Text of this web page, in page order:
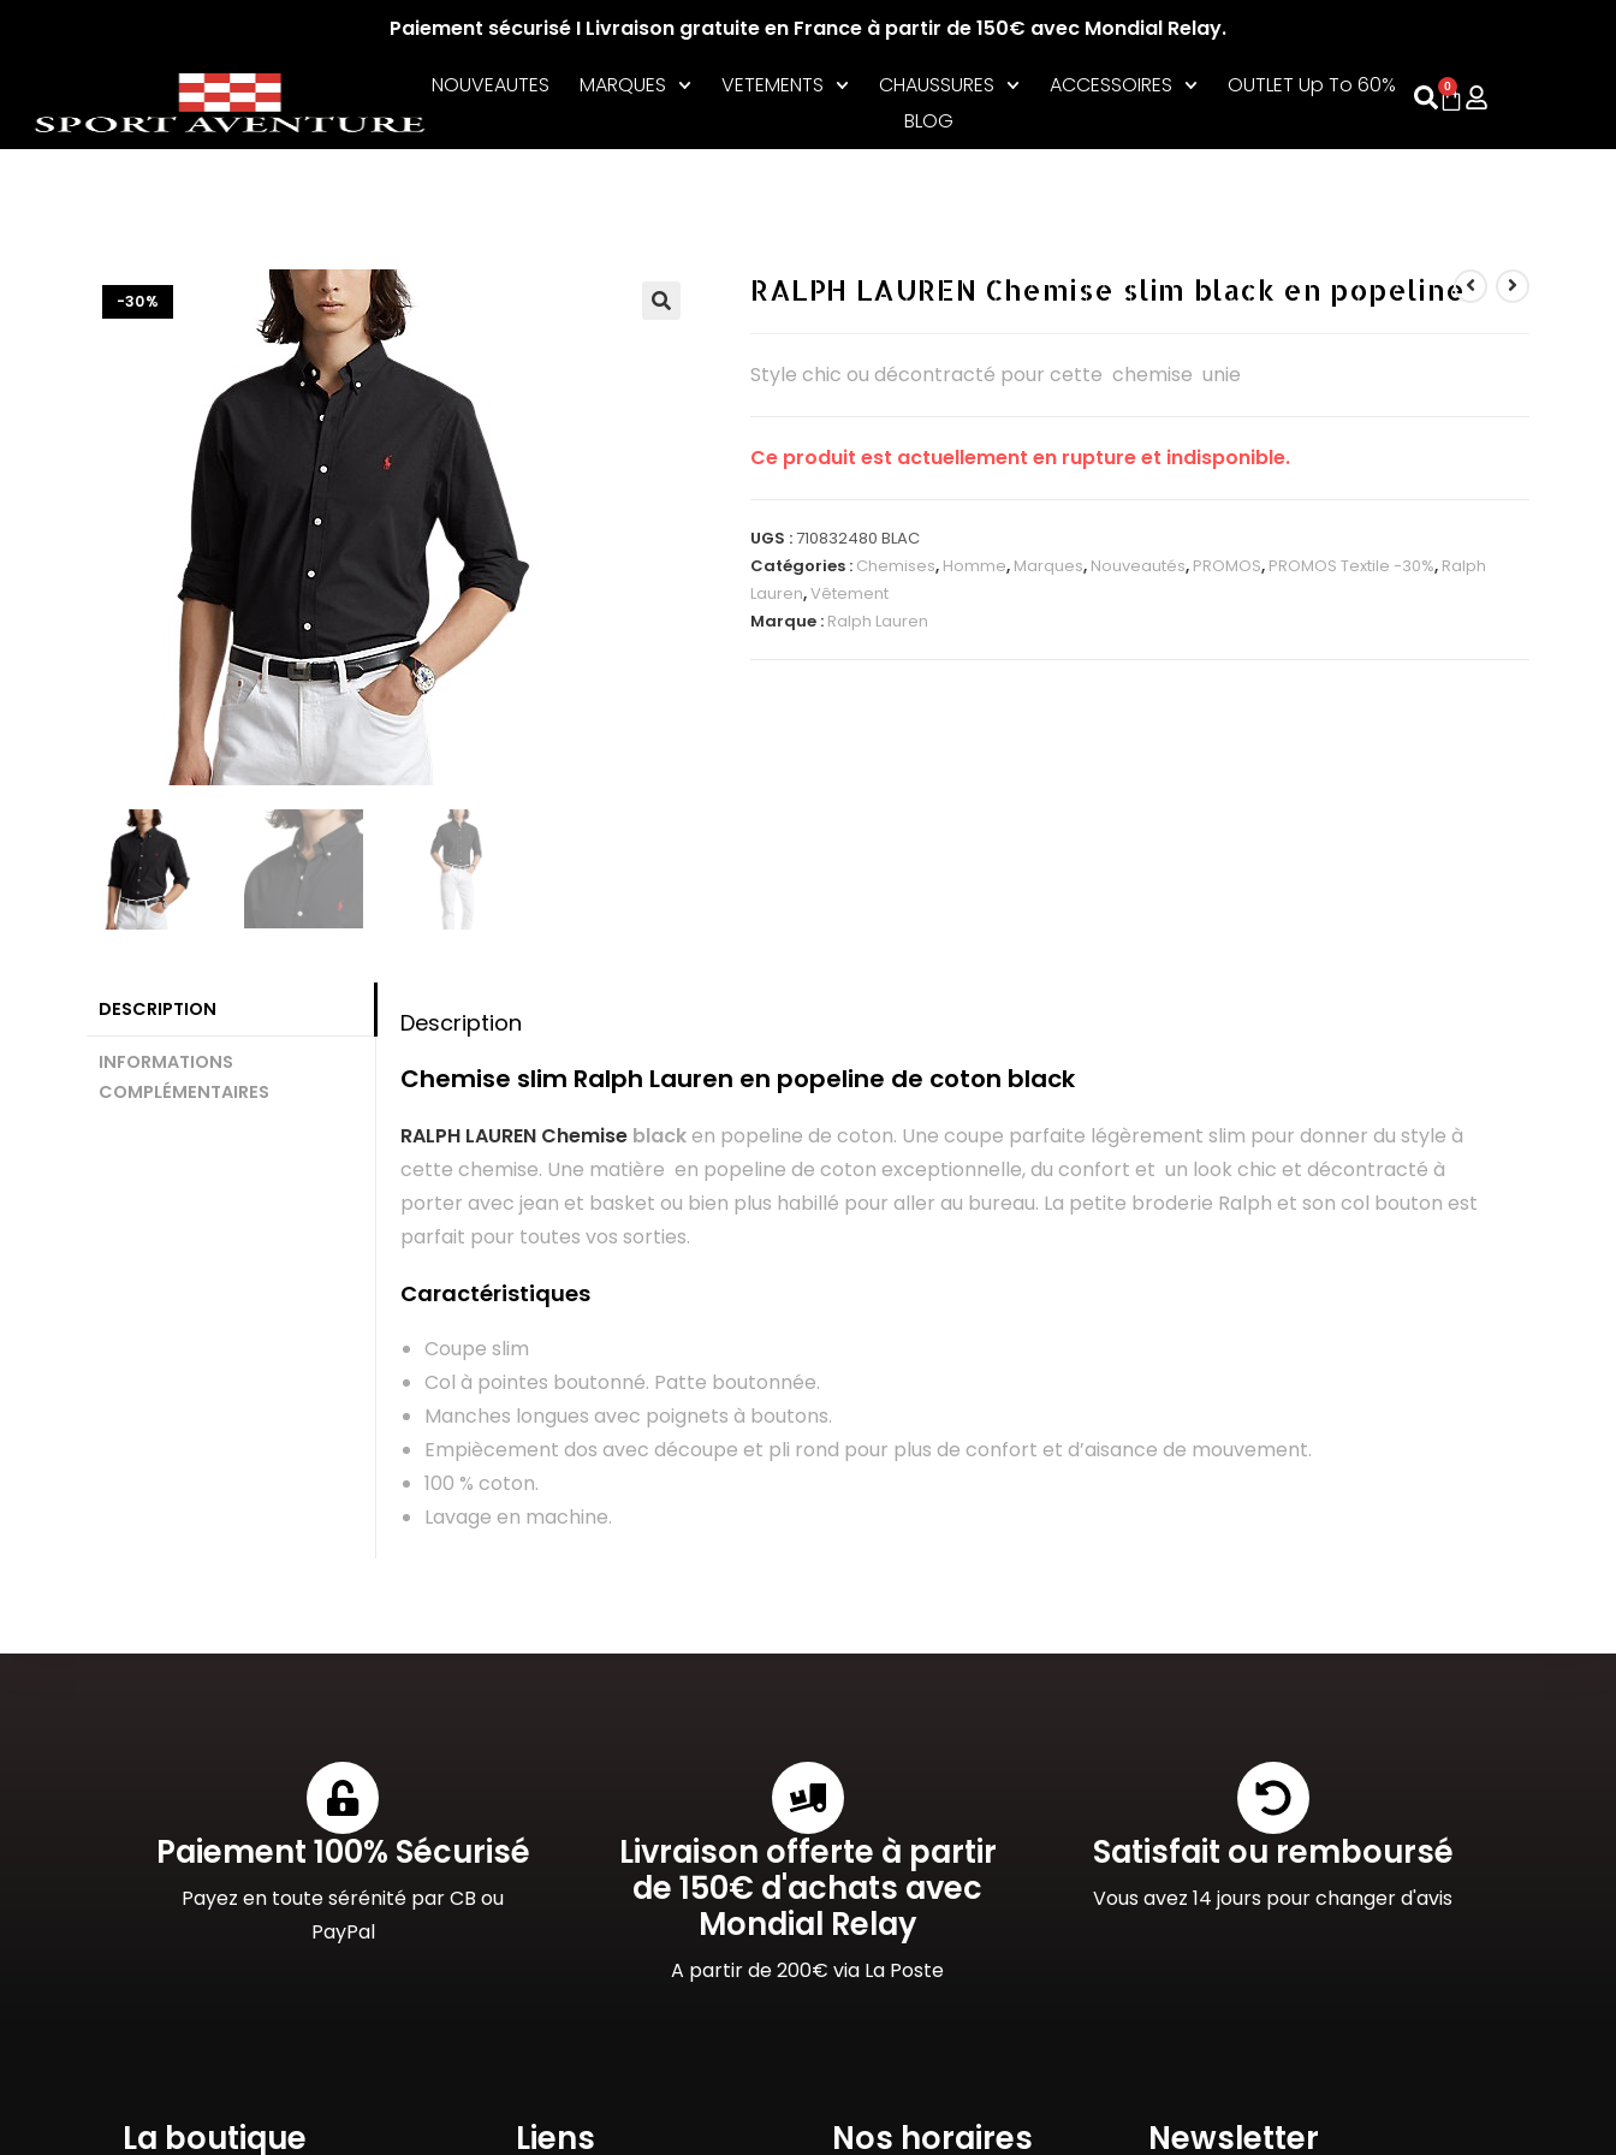
Paiement sécurisé I Livraison gratuite en France à partir de 150€ avec Mondial Relay.
NOUVEAUTES MARQUES VETEMENTS CHAUSSURES ACCESSOIRES
OUTLET Up To 60%
BLOG
0
-30% RALPH LAUREN Chemise slim black en popeline
Style chic ou décontracté pour cette chemise unie
Ce produit est actuellement en rupture et indisponible.
UGS :710832480 BLAC
Catégories : Chemises, Homme, Marques, Nouveautés, PROMOS, PROMOS Textile -30%, Ralph
Lauren,Vêtement
Marque : Ralph Lauren
DESCRIPTION
INFORMATIONS
COMPLÉMENTAIRES
Description
Chemise slim Ralph Lauren en popeline de coton black
RALPH LAUREN Chemise blacken popeline de coton. Une coupe parfaite légèrement slim pour donner du style à
cette chemise. Une matière en popeline de coton exceptionnelle, du confort et un look chic et décontracté à
porter avec jean et basket ou bien plus habillé pour aller au bureau. La petite broderie Ralph et son col bouton est
parfait pour toutes vos sorties.
Caractéristiques
Coupe slim
Col à pointes boutonné. Patte boutonnée.
Manches longues avec poignets à boutons.
Empiècement dos avec découpe et pli rond pour plus de confort et d’aisance de mouvement.
100 % coton.
Lavage en machine.
Paiement 100% Sécurisé
Payez en toute sérénité par CB ou
PayPal
Livraison offerte à partir
de 150€ d'achats avec
Mondial Relay
A partir de 200€ via La Poste
Satisfait ou remboursé
Vous avez 14 jours pour changer d'avis
La boutique Liens Nos horaires Newsletter